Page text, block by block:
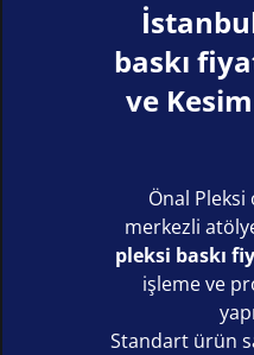
baskı
ve
Önal
merkezli
pleksi baskı
işleme ve
Standart ürün